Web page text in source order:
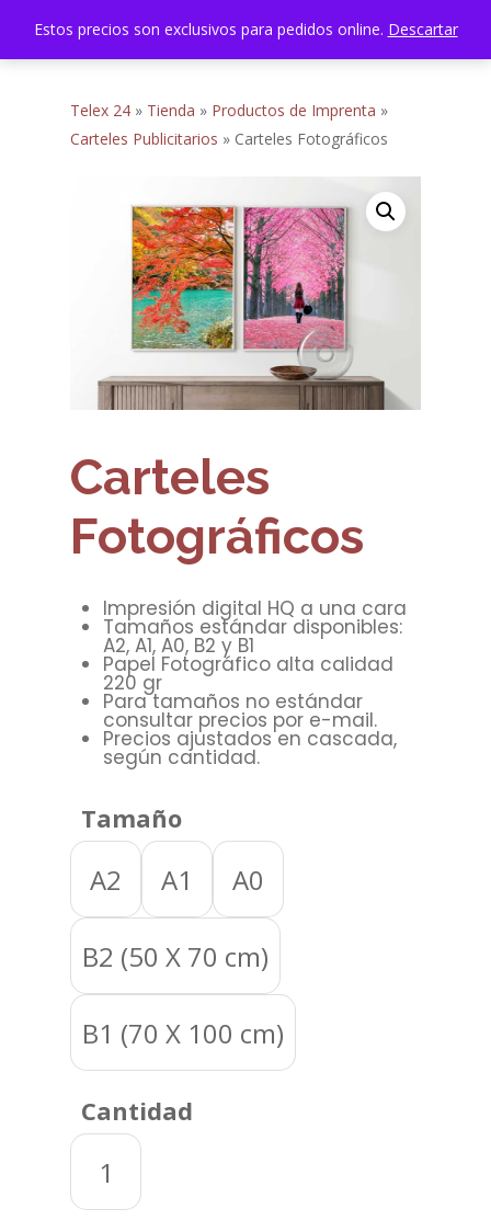
account
Telex 24 » Tienda » Productos de Imprenta »
Carteles Publicitarios » Carteles Fotográficos
Carteles
Fotográficos
Impresión digital HQ a una cara
Tamaños estándar disponibles:
A2, A1, A0, B2 y B1
Papel Fotográfico alta calidad
220 gr
Para tamaños no estándar
consultar precios por e-mail.
Precios ajustados en cascada,
según cantidad.
Tamaño
A2 A1 A0
B2 (50 X 70 cm)
B1 (70 X 100 cm)
Cantidad
1
Close
Estos precios son exclusivos para pedidos online. Descartar